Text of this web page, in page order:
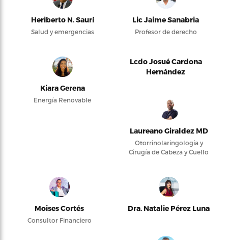
Heriberto N. Saurí
Salud y emergencias
Lic Jaime Sanabria
Profesor de derecho
Kiara Gerena
Energía Renovable
Lcdo Josué Cardona
Hernández
Laureano Giraldez MD
Otorrinolaringología y
Cirugía de Cabeza y Cuello
Moises Cortés
Consultor Financiero
Dra. Natalie Pérez Luna